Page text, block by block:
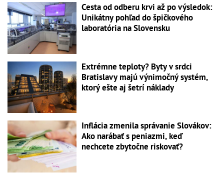
Cesta od odberu krvi až po výsledok:
Unikátny pohľad do špičkového
laboratória na Slovensku
Extrémne teploty? Byty v srdci
Bratislavy majú výnimočný systém,
ktorý ešte aj šetrí náklady
Inflácia zmenila správanie Slovákov:
Ako narábať s peniazmi, keď
nechcete zbytočne riskovať?